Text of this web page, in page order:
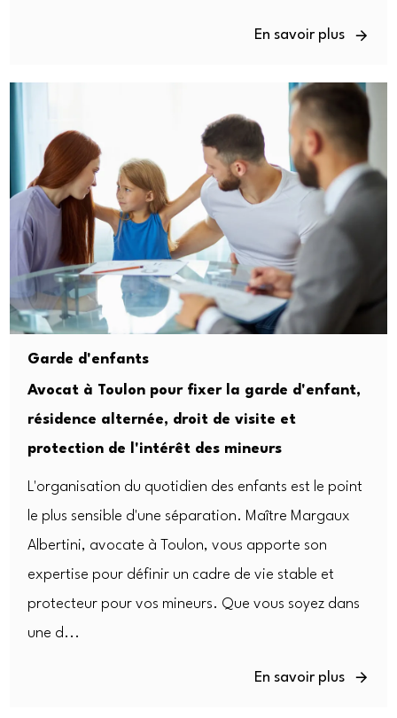
En savoir plus
Garde d'enfants
Avocat à Toulon pour fixer la garde d'enfant,
résidence alternée, droit de visite et
protection de l'intérêt des mineurs
L'organisation du quotidien des enfants est le point
le plus sensible d'une séparation. Maître Margaux
Albertini, avocate à Toulon, vous apporte son
expertise pour définir un cadre de vie stable et
protecteur pour vos mineurs. Que vous soyez dans
une d...
En savoir plus